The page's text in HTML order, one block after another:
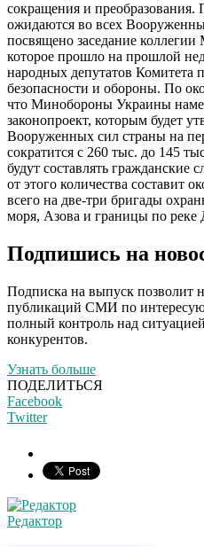
сокращения и
ожидаются во всех
посвящено заседание
которое прошло на прошлой
народных депутатов Комитета
безопасности и обороны. По
что Минобороны Украины
законопроект, которым будет
Вооруженных сил страны на
сократится с 260 тыс. до 145
будут составлять
от этого количества составит
всего на две-три бригады
моря, Азова и границы по реке
Подпишись на
Подписка на выпуск позволит
публикаций СМИ по
полный контроль над
конкурентов.
Узнать больше
ПОДЕЛИТЬСЯ
Facebook
Twitter
Редактор